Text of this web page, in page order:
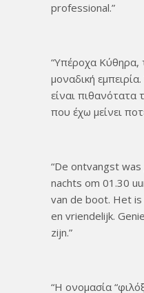
professional.
Υπέροχα Κύθηρα,
μοναδική
είναι πιθανότατα
που έχω μείνει
De ontvangst was
nachts om 01.30
van de boot. Het
en vriendelijk.
zijn.
Η ονομασία